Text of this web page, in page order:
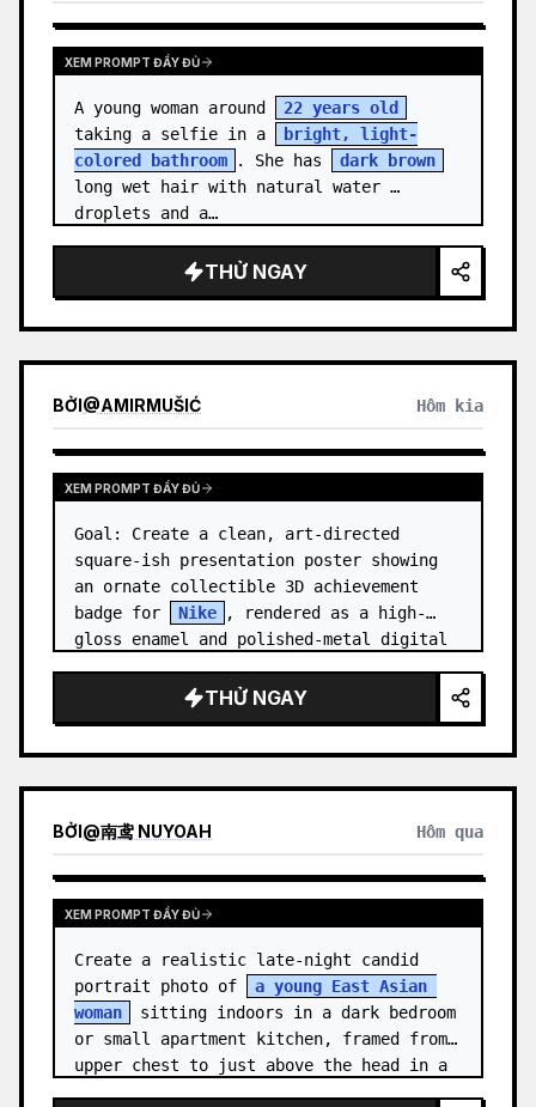
XEM PROMPT ĐẦY ĐỦ
A young woman around
22 years old
taking a selfie in a
bright, light-
colored bathroom
. She has
dark brown
long wet hair with natural water
droplets and a…
THỬ NGAY
BỞI@AMIRMUŠIĆ Hôm kia
XEM PROMPT ĐẦY ĐỦ
Goal: Create a clean, art-directed
square-ish presentation poster showing
an ornate collectible 3D achievement
badge for
Nike
, rendered as a high-
gloss enamel and polished-metal digital
Canvas: Wide 16:9 white stu…
THỬ NGAY
BỞI@南鸢 NUYOAH Hôm qua
XEM PROMPT ĐẦY ĐỦ
Create a realistic late-night candid
portrait photo of
a young East Asian
woman
sitting indoors in a dark bedroom
or small apartment kitchen, framed from
upper chest to just above the head in a